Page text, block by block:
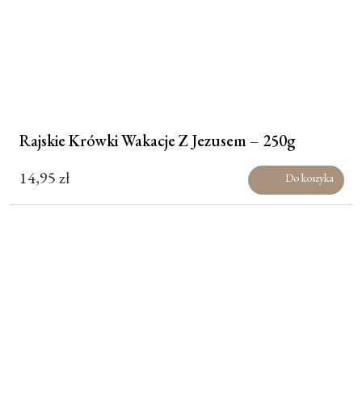
Rajskie Krówki Wakacje Z Jezusem – 250g
14,95zł Do koszyka